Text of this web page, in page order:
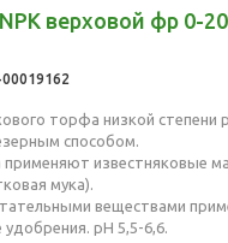
верховой фр 0-
торфа низкой степени
способом.
известняковые
мука).
веществами
рН 5,5-6,6.